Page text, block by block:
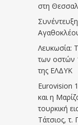
στη
Λευκωσία:
των οστών
της ΕΛΔΥΚ
Eurovision
και η
τουρκική
Τάτσιος, τ.